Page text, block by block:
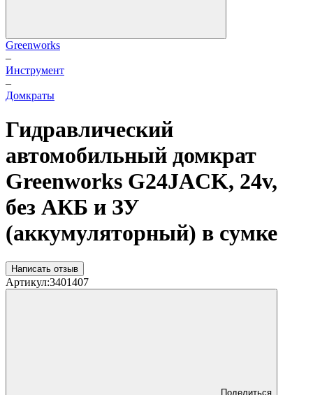
Greenworks
–
Инструмент
–
Домкраты
Гидравлический
автомобильный домкрат
Greenworks G24JACK, 24v,
без АКБ и ЗУ
(аккумуляторный) в сумке
Написать отзыв
Артикул:3401407
Поделиться